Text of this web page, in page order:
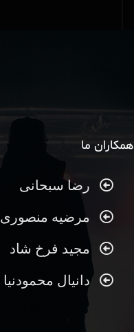
همکاران ما
رضا سبحانی
مرضیه منصوری
مجید فرخ شاد
دانیال محمودنیا